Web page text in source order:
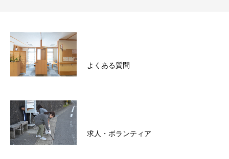
よくある質問
求人・ボランティア